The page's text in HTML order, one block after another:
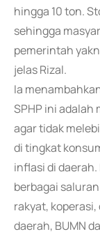
hingga 10 ton.
sehingga
pemerintah
jelas Rizal.
Ia
SPHP ini adalah
agar tidak
di tingkat
inflasi di
berbagai
rakyat,
daerah, BUMN